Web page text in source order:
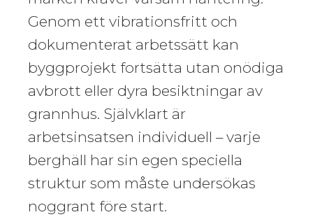
Genom ett vibrationsfritt och
dokumenterat arbetssätt kan
byggprojekt fortsätta utan onödiga
avbrott eller dyra besiktningar av
grannhus. Självklart är
arbetsinsatsen individuell – varje
berghäll har sin egen speciella
struktur som måste undersökas
noggrant före start.